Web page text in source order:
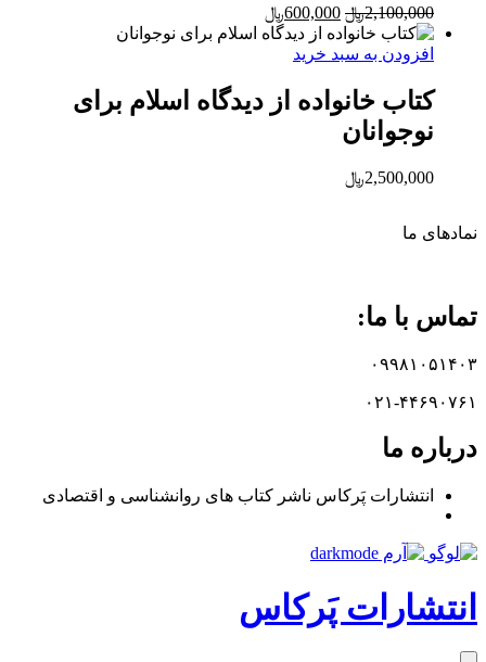
2,100,000﷼ Original
price
was:
2,100,000﷼.
600,000﷼
price
افزودن به سبد خرید
کتاب خانواده از دیدگاه اسلام برای
نوجوانان
2,500,000﷼
نماد‌های ما
تماس با ما:
۰۹۹۸۱۰۵۱۴۰۳
۰۲۱-۴۴۶۹۰۷۶۱
درباره ما
انتشارات پَرکاس ناشر کتاب های روانشناسی و اقتصادی
انتشارات پَرکاس